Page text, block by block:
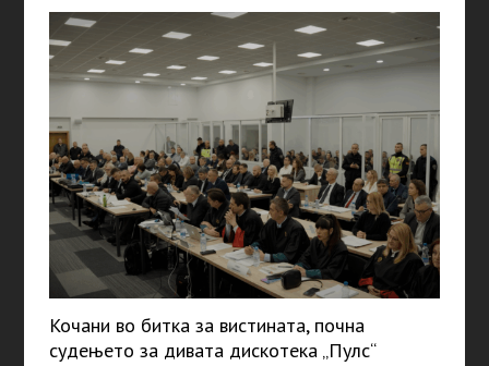
Кочани во битка за вистината, почна
судењето за дивата дискотека „Пулс“